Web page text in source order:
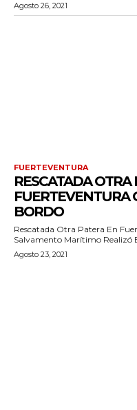
Agosto 26, 2021
FUERTEVENTURA
RESCATADA OTRA
FUERTEVENTURA
BORDO
Rescatada Otra Patera En
Salvamento Marítimo Realizó
Agosto 23, 2021